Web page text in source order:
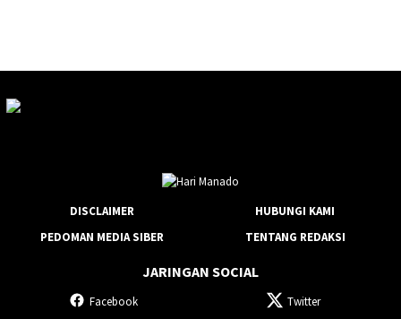
DISCLAIMER
HUBUNGI KAMI
PEDOMAN MEDIA SIBER
TENTANG REDAKSI
JARINGAN SOCIAL
Facebook Twitter